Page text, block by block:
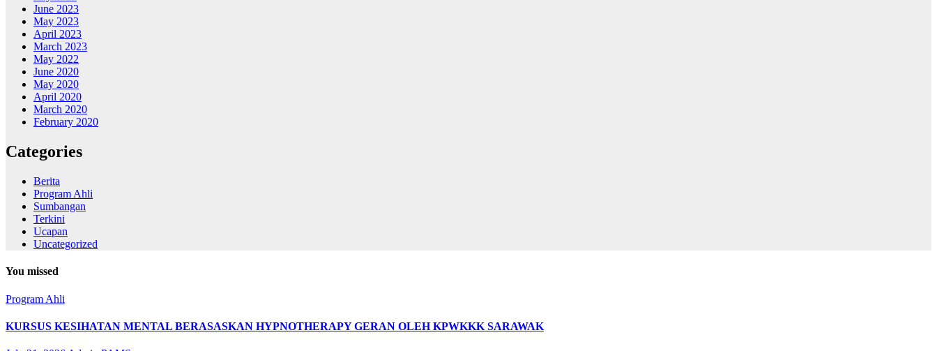
June 2023
May 2023
April 2023
March 2023
May 2022
June 2020
May 2020
April 2020
March 2020
February 2020
Categories
Berita
Program Ahli
Sumbangan
Terkini
Ucapan
Uncategorized
You missed
Program Ahli
KURSUS KESIHATAN MENTAL BERASASKAN HYPNOTHERAPY GERAN OLEH KPWKKK SARAWAK